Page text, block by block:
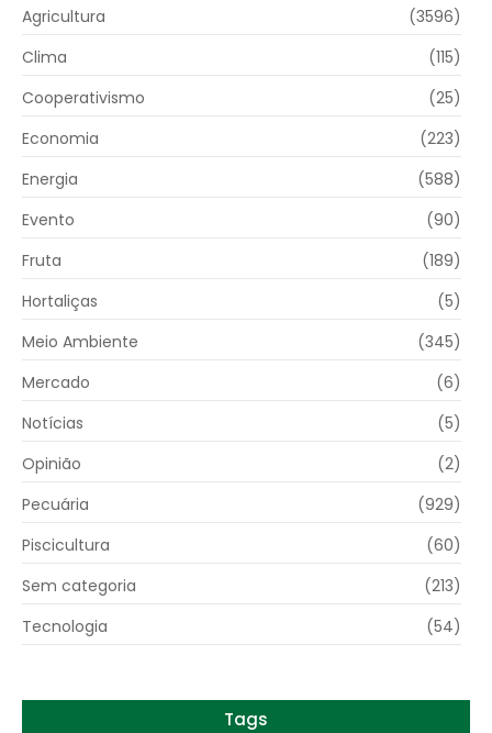
Agricultura
(3596)
Clima
(115)
Cooperativismo
(25)
Economia
(223)
Energia
(588)
Evento
(90)
Fruta
(189)
Hortaliças
(5)
Meio Ambiente
(345)
Mercado
(6)
Notícias
(5)
Opinião
(2)
Pecuária
(929)
Piscicultura
(60)
Sem categoria
(213)
Tecnologia
(54)
Tags